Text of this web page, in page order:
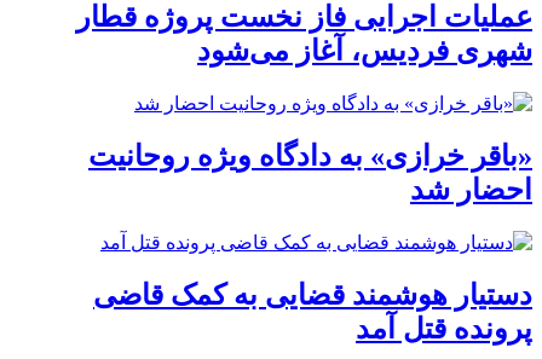
عملیات اجرایی فاز نخست پروژه قطار
شهری فردیس، آغاز می‌شود
«باقر خرازی» به دادگاه ویژه روحانیت
احضار شد
دستیار هوشمند قضایی به کمک قاضی
پرونده قتل آمد